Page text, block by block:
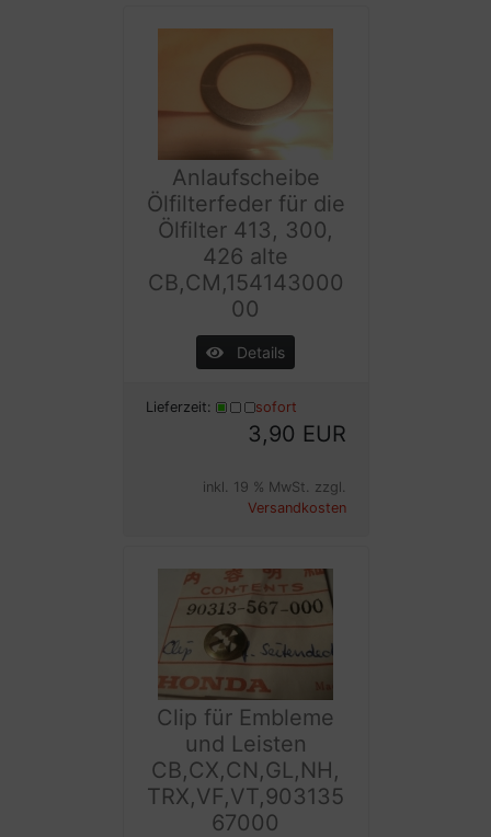
Anlaufscheibe
Ölfilterfeder für die
Ölfilter 413, 300,
426 alte
CB,CM,154143000
00
Details
Lieferzeit: sofort
3,90 EUR
inkl. 19 % MwSt. zzgl.
Versandkosten
Clip für Embleme
und Leisten
CB,CX,CN,GL,NH,
TRX,VF,VT,903135
67000